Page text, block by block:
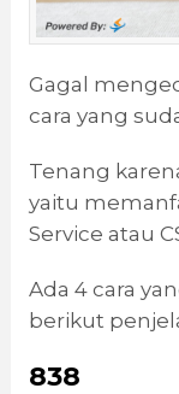
Gagal
cara yang
Tenang
yaitu
Service atau
Ada 4 cara
berikut
838